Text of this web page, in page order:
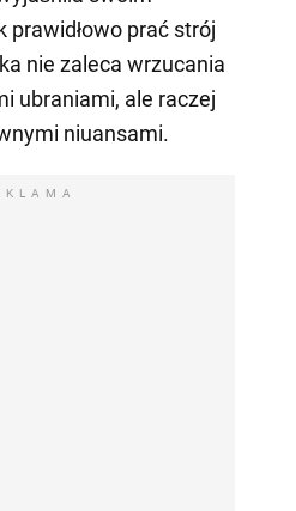
prawidłowo prać strój
nie zaleca wrzucania
ubraniami, ale raczej
niuansami.